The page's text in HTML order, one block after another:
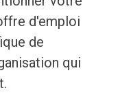
d'emploi
de
qui